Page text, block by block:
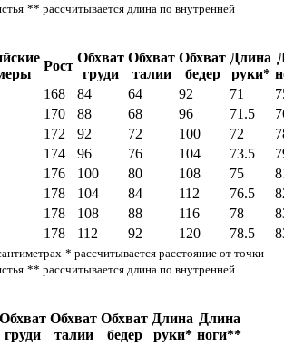
** рассчитывается длина по внутренней
Рост
Обхват
груди
Обхват
талии
Обхват
бедер
Длина
руки*
168 84 64 92 71
170 88 68 96 71.5
172 92 72 100 72
174 96 76 104 73.5
176 100 80 108 75
178 104 84 112 76.5
178 108 88 116 78
178 112 92 120 78.5
* рассчитывается расстояние от точки
** рассчитывается длина по внутренней
Обхват
груди
Обхват
талии
Обхват
бедер
Длина
руки*
Длина
ноги**